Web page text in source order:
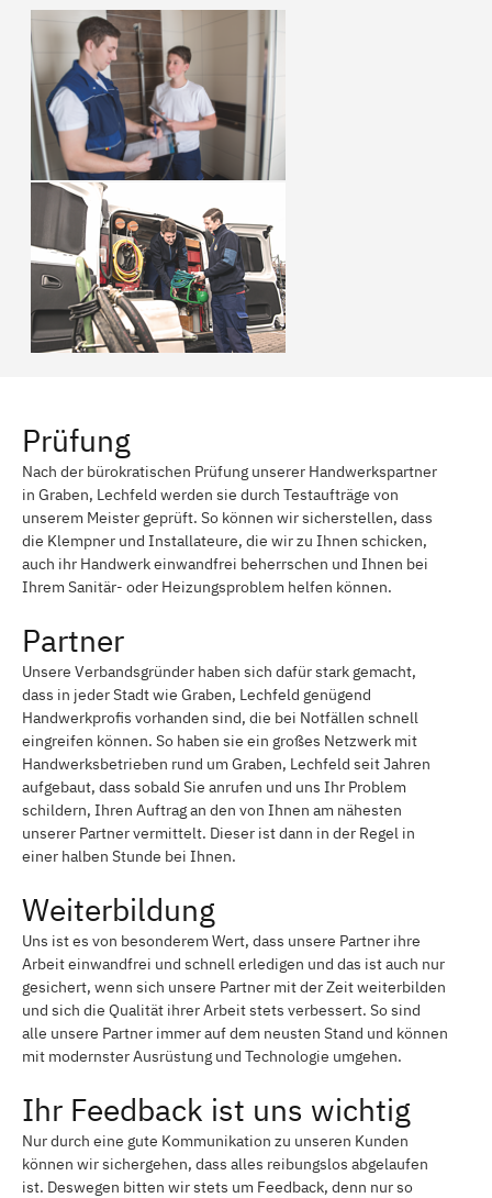
Prüfung
Nach der bürokratischen Prüfung unserer Handwerkspartner
in Graben, Lechfeld werden sie durch Testaufträge von
unserem Meister geprüft. So können wir sicherstellen, dass
die Klempner und Installateure, die wir zu Ihnen schicken,
auch ihr Handwerk einwandfrei beherrschen und Ihnen bei
Ihrem Sanitär- oder Heizungsproblem helfen können.
Partner
Unsere Verbandsgründer haben sich dafür stark gemacht,
dass in jeder Stadt wie Graben, Lechfeld genügend
Handwerkprofis vorhanden sind, die bei Notfällen schnell
eingreifen können. So haben sie ein großes Netzwerk mit
Handwerksbetrieben rund um Graben, Lechfeld seit Jahren
aufgebaut, dass sobald Sie anrufen und uns Ihr Problem
schildern, Ihren Auftrag an den von Ihnen am nähesten
unserer Partner vermittelt. Dieser ist dann in der Regel in
einer halben Stunde bei Ihnen.
Weiterbildung
Uns ist es von besonderem Wert, dass unsere Partner ihre
Arbeit einwandfrei und schnell erledigen und das ist auch nur
gesichert, wenn sich unsere Partner mit der Zeit weiterbilden
und sich die Qualität ihrer Arbeit stets verbessert. So sind
alle unsere Partner immer auf dem neusten Stand und können
mit modernster Ausrüstung und Technologie umgehen.
Ihr Feedback ist uns wichtig
Nur durch eine gute Kommunikation zu unseren Kunden
können wir sichergehen, dass alles reibungslos abgelaufen
ist. Deswegen bitten wir stets um Feedback, denn nur so